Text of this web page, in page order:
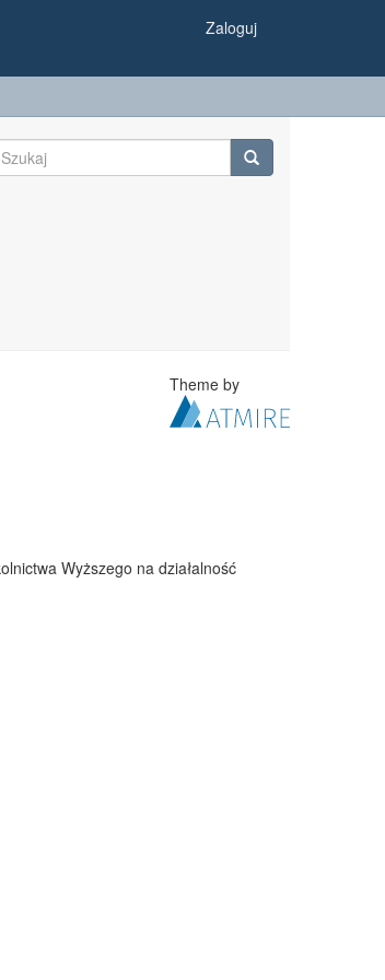
Zaloguj
Theme by
Wyższego na działalność